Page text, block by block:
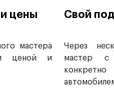
цены
мастера
ценой и
Свой
Через
мастер с